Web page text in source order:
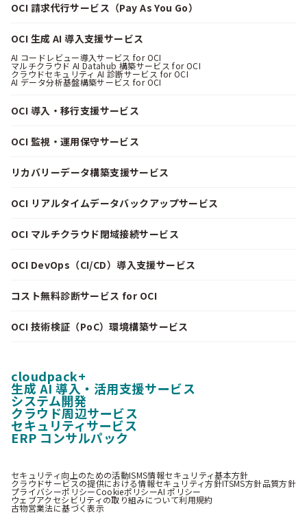
OCI 請求代行サービス（Pay As You Go）
OCI 生成 AI 導入支援サービス
AI コードレビュー導入サービス for OCI
マルチクラウド AI Datahub 構築サービス for OCI
クラウドセキュリティ AI 診断サービス for OCI
AI データ分析基盤構築サービス for OCI
OCI 導入・移行支援サービス
OCI 監視・運用保守サービス
リカバリーデータ構築支援サービス
OCI リアルタイムデータバックアップサービス
OCI マルチクラウド閉域接続サービス
OCI DevOps（CI/CD）導入支援サービス
コスト無料診断サービス for OCI
OCI 技術検証（PoC）環境構築サービス
cloudpack+
生成 AI 導入・活用支援サービス
システム開発
クラウド周辺サービス
セキュリティサービス
ERP コンサルパック
セキュリティ向上のための活動ISMS情報セキュリティ基本方針
クラウドサービスの提供における情報セキュリティ方針ITSMS方針品質方針
プライバシーポリシーCookieポリシーAI ポリシー
ウェブアクセシビリティの取り組みについて利用規約
古物営業法に基づく表示